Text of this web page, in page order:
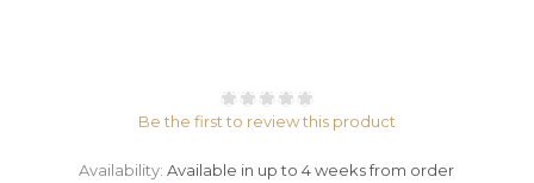
Be the first to review this product
Availability: Available in up to 4 weeks from order